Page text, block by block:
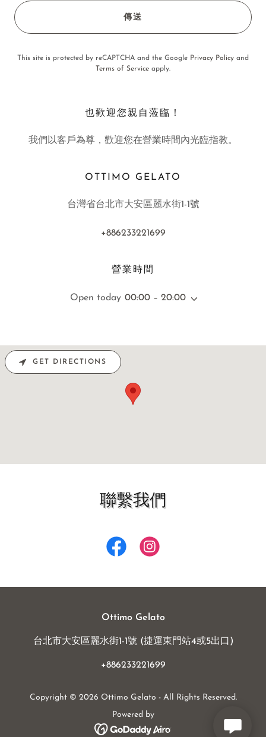
傳送
This site is protected by reCAPTCHA and the Google Privacy Policy and
Terms of Service apply.
也歡迎您親自蒞臨！
我們以客戶為尊，歡迎您在營業時間內光臨指教。
OTTIMO GELATO
台灣省台北市大安區麗水街1-1號
+886233221699
營業時間
Open today 00:00 – 20:00
GET DIRECTIONS
聯繫我們
Ottimo Gelato
台北市大安區麗水街1-1號 (捷運東門站4或5出口)
+886233221699
Copyright © 2026 Ottimo Gelato - All Rights Reserved.
Powered by